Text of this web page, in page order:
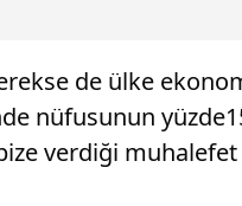
de ülke
nüfusunun
verdiği